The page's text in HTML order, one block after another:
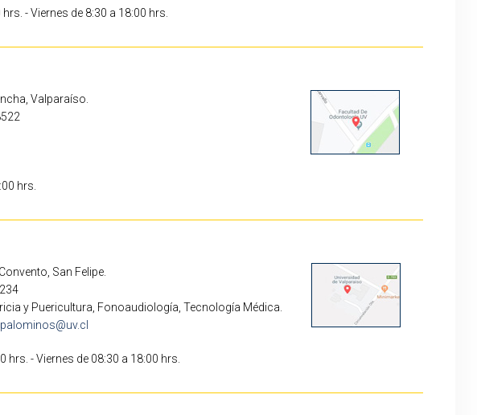
- Viernes de 8:30 a 18:00 hrs.
Valparaíso.
08:30 a 19:00 hrs.
San Felipe.
y Puericultura, Fonoaudiología, Tecnología Médica.
hrs. - Viernes de 08:30 a 18:00 hrs.